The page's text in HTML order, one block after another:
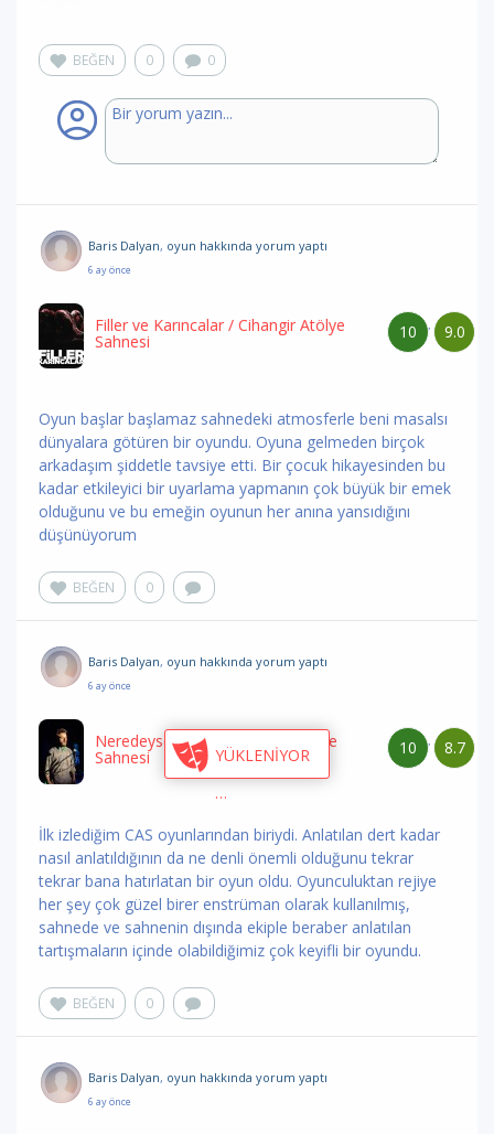
YÜKLENİYOR
BEĞEN 0 0
Baris Dalyan, oyun hakkında yorum yaptı
6 ay önce
9.0
/
10
Filler ve Karıncalar / Cihangir Atölye
Sahnesi
Oyun başlar başlamaz sahnedeki atmosferle beni masalsı
dünyalara götüren bir oyundu. Oyuna gelmeden birçok
arkadaşım şiddetle tavsiye etti. Bir çocuk hikayesinden bu
kadar etkileyici bir uyarlama yapmanın çok büyük bir emek
olduğunu ve bu emeğin oyunun her anına yansıdığını
düşünüyorum
BEĞEN 0
Baris Dalyan, oyun hakkında yorum yaptı
6 ay önce
8.7
/
10
Neredeyse Eşittir / Cihangir Atölye
Sahnesi
İlk izlediğim CAS oyunlarından biriydi. Anlatılan dert kadar
nasıl anlatıldığının da ne denli önemli olduğunu tekrar
tekrar bana hatırlatan bir oyun oldu. Oyunculuktan rejiye
her şey çok güzel birer enstrüman olarak kullanılmış,
sahnede ve sahnenin dışında ekiple beraber anlatılan
tartışmaların içinde olabildiğimiz çok keyifli bir oyundu.
BEĞEN 0
Baris Dalyan, oyun hakkında yorum yaptı
6 ay önce